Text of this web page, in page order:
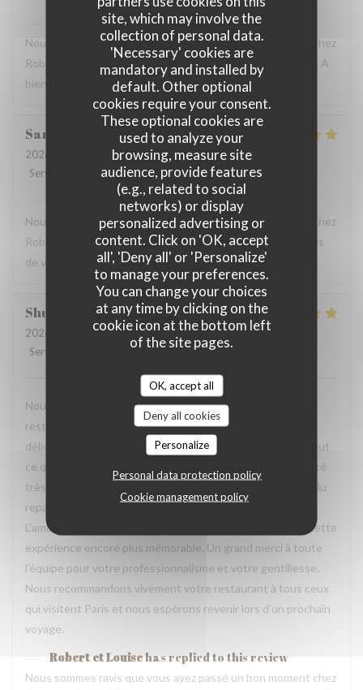
site, which may involve the
collection of personal data.
'Necessary' cookies are
mandatory and installed by
default. Other optional
cookies require your consent.
These optional cookies are
used to analyze your
browsing, measure site
audience, provide features
(e.g., related to social
networks) or display
personalized advertising or
content. Click on 'OK, accept
all', 'Deny all' or 'Personalize'
to manage your preferences.
You can change your choices
at any time by clicking on the
cookie icon at the bottom left
of the site pages.
OK, accept all
Deny all cookies
Personalize
Personal data protection policy
Cookie management policy
Robert et Louisehas replied to this review
Nous sommes ravis que vous ayez passé un bon moment chez
Robert et Louise, Et vous remercions pour votre message. A
bientôt ?
Sam
2026-07-17
- 17:45 - Guests 2
Service
Ambiance:5/5 Food: 5/5 Value:4/5
Robert et Louise has replied to this review
Nous sommes ravis que vous ayez passé un bon moment chez
Robert et Louise, que nous serons heureux de rééditer lors
de votre prochain passage.
Shunkuei C
2026-07-16
- 19:30 - Guests 2
Service
Ambiance : 5/5 Food : 5/5 Value
Nous avons passé une excellente soirée dans votre
restaurant lors de notre voyage à Paris. Les plats étaient
délicieux, parfaitement présentés et pleins de saveurs. Tout
ce que nous avons commandé était excellent. L’équipe a été
très accueillante, souriante et attentionnée tout au long du
repas. Nous nous sommes sentis très bien accueillis.
L’ambiance était agréable et chaleureuse, ce qui a rendu cette
expérience encore plus mémorable. Un grand merci à toute
l’équipe pour votre professionnalisme et votre gentillesse.
Nous recommandons vivement votre restaurant à tous ceux
qui visitent Paris et nous espérons revenir lors d’un prochain
voyage.
Robert et Louisehas replied to this review
Nous sommes ravis que vous ayez passé un bon moment chez